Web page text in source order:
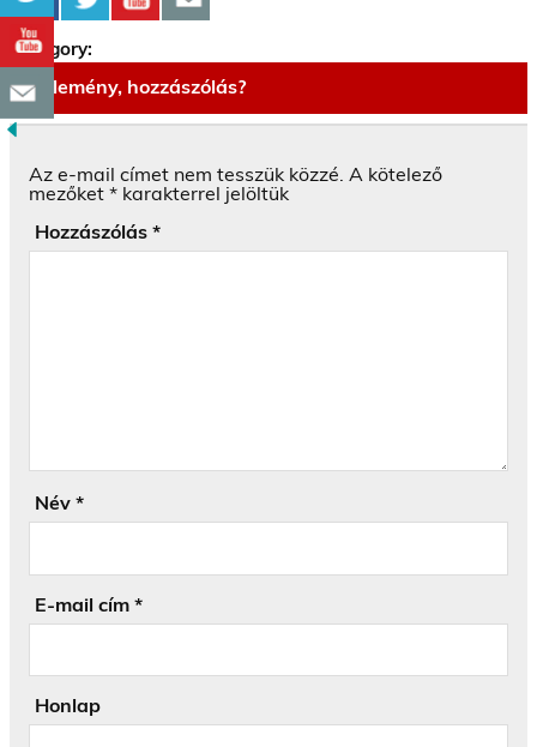
Category:
Vélemény, hozzászólás?
Az e-mail címet nem tesszük közzé. A kötelező
mezőket * karakterrel jelöltük
Hozzászólás *
Név *
E-mail cím *
Honlap